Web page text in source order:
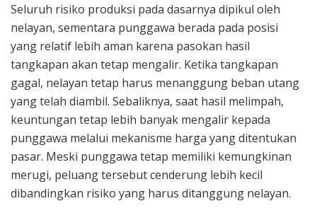
Seluruh risiko produksi pada dasarnya dipikul oleh
nelayan, sementara punggawa berada pada posisi
yang relatif lebih aman karena pasokan hasil
tangkapan akan tetap mengalir. Ketika tangkapan
gagal, nelayan tetap harus menanggung beban utang
yang telah diambil. Sebaliknya, saat hasil melimpah,
keuntungan tetap lebih banyak mengalir kepada
punggawa melalui mekanisme harga yang ditentukan
pasar. Meski punggawa tetap memiliki kemungkinan
merugi, peluang tersebut cenderung lebih kecil
dibandingkan risiko yang harus ditanggung nelayan.